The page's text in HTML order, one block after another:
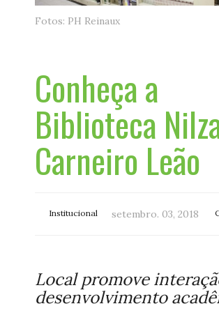
Fotos: PH Reinaux
Conheça a
Biblioteca
Carneiro Leão
Institucional setembro. 03, 2018
Local promove
desenvolvimento